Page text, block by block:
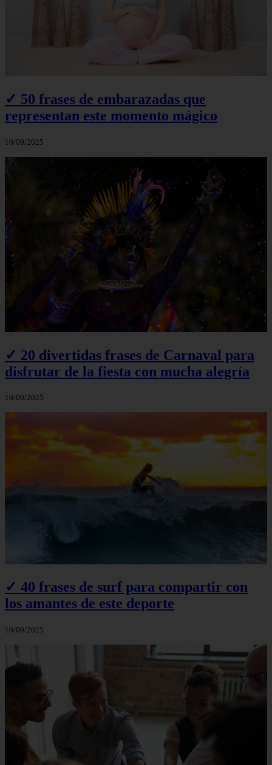
✓ 50 frases de embarazadas que
representan este momento mágico
10/09/2025
✓ 20 divertidas frases de Carnaval para
disfrutar de la fiesta con mucha alegría
10/09/2025
✓ 40 frases de surf para compartir con
los amantes de este deporte
10/09/2025